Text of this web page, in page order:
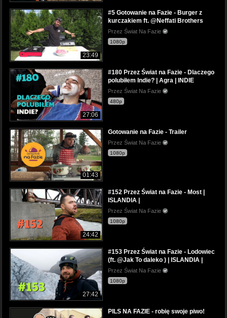
23:49
#5 Gotowanie na Fazie - Burger z
kurczakiem ft. @Neffati Brothers
Przez Świat Na Fazie
1080p
27:06
#180 Przez Świat na Fazie - Dlaczego
polubiłem Indie? | Agra | INDIE
Przez Świat Na Fazie
480p
01:43
Gotowanie na Fazie - Trailer
Przez Świat Na Fazie
1080p
24:42
#152 Przez Świat na Fazie - Most |
ISLANDIA |
Przez Świat Na Fazie
1080p
27:42
#153 Przez Świat na Fazie - Lodowiec
(ft. @Jak To daleko ) | ISLANDIA |
Przez Świat Na Fazie
1080p
PILS NA FAZIE - robię swoje piwo!